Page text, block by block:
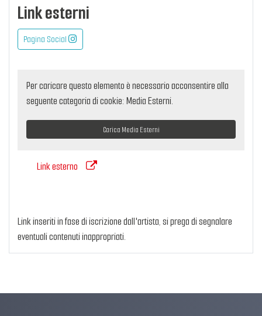
Link esterni
Pagina Social
Per caricare questo elemento è necessario acconsentire alla
seguente categoria di cookie: Media Esterni.
Carica Media Esterni
Link esterno
Link inseriti in fase di iscrizione dall'artista, si prega di segnalare
eventuali contenuti inappropriati.